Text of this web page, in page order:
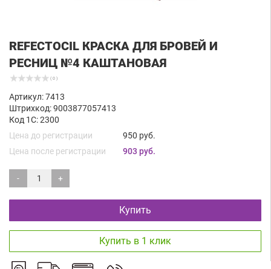
REFECTOCIL КРАСКА ДЛЯ БРОВЕЙ И
РЕСНИЦ №4 КАШТАНОВАЯ
( 0 )
Артикул: 7413
Штрихкод: 9003877057413
Код 1С: 2300
Цена до регистрации
950 руб.
Цена после регистрации
903 руб.
- +
Купить
Купить в 1 клик